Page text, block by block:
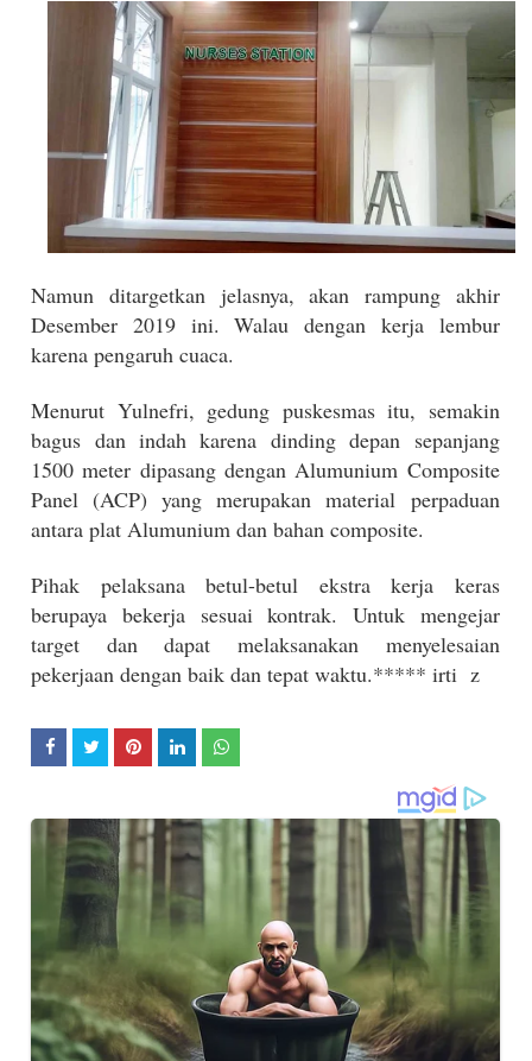
Namun ditargetkan jelasnya, akan rampung akhir
Desember 2019 ini. Walau dengan kerja lembur
karena pengaruh cuaca.
Menurut Yulnefri, gedung puskesmas itu, semakin
bagus dan indah karena dinding depan sepanjang
1500 meter dipasang dengan Alumunium Composite
Panel (ACP) yang merupakan material perpaduan
antara plat Alumunium dan bahan composite.
Pihak pelaksana betul-betul ekstra kerja keras
berupaya bekerja sesuai kontrak. Untuk mengejar
target dan dapat melaksanakan menyelesaian
pekerjaan dengan baik dan tepat waktu.***** irti z